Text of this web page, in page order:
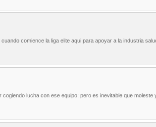
comience la liga elite aqui para apoyar a la industria
lucha con ese equipo; pero es inevitable que moleste